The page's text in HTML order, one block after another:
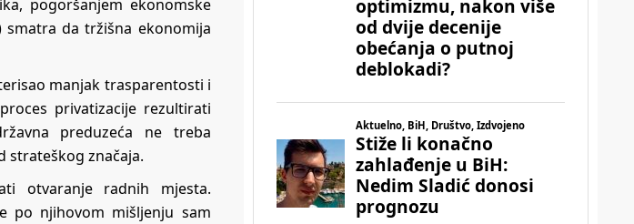
pogoršanjem ekonomske
smatra da tržišna ekonomija
manjak trasparentosti i
privatizacije rezultirati
preduzeća ne treba
strateškog značaja.
otvaranje radnih mjesta.
po njihovom mišljenju sam